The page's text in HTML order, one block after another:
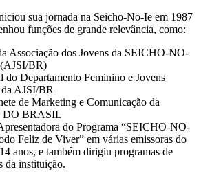
sua jornada na Seicho-No-Ie em 1987
funções de grande relevância, como:
Associação dos Jovens da SEICHO-NO-
BR)
do Departamento Feminino e Jovens
AJSI/BR
de Marketing e Comunicação da
DO BRASIL
do Programa “SEICHO-NO-
Feliz de Viver” em várias emissoras do
anos, e também dirigiu programas de
da instituição.